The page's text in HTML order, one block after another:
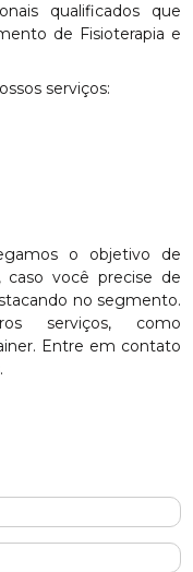
qualificados que
de Fisioterapia e
serviços:
o objetivo de
caso você precise de
no segmento.
serviços, como
Entre em contato